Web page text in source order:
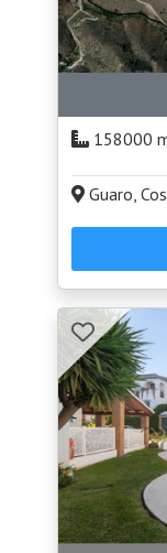
158000
Guaro,